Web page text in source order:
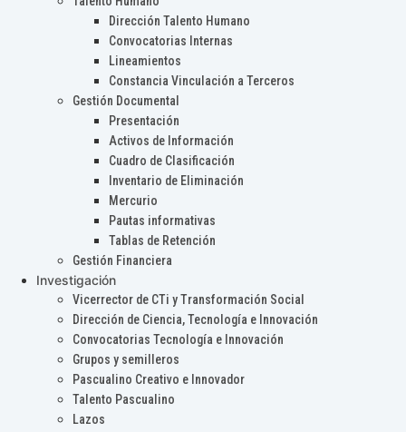
Dirección Talento Humano
Convocatorias Internas
Lineamientos
Constancia Vinculación a Terceros
Gestión Documental
Presentación
Activos de Información
Cuadro de Clasificación
Inventario de Eliminación
Mercurio
Pautas informativas
Tablas de Retención
Gestión Financiera
Investigación
Vicerrector de CTi y Transformación Social
Dirección de Ciencia, Tecnología e Innovación
Convocatorias Tecnología e Innovación
Grupos y semilleros
Pascualino Creativo e Innovador
Talento Pascualino
Lazos